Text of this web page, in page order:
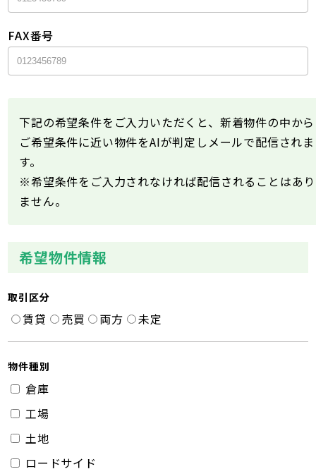
FAX番号
下記の希望条件をご入力いただくと、新着物件の中から
ご希望条件に近い物件をAIが判定しメールで配信されま
す。
※希望条件をご入力されなければ配信されることはあり
ません。
希望物件情報
取引区分
賃貸 売買 両方 未定
物件種別
倉庫
工場
土地
ロードサイド